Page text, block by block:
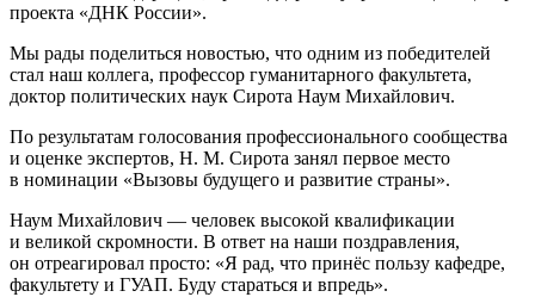
проекта «ДНК России».
Мы рады поделиться новостью, что одним из победителей
стал наш коллега, профессор гуманитарного факультета,
доктор политических наук Сирота Наум Михайлович.
По результатам голосования профессионального сообщества
и оценке экспертов, Н. М. Сирота занял первое место
в номинации «Вызовы будущего и развитие страны».
Наум Михайлович — человек высокой квалификации
и великой скромности. В ответ на наши поздравления,
он отреагировал просто: «Я рад, что принёс пользу кафедре,
факультету и ГУАП. Буду стараться и впредь».